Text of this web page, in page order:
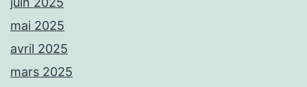
mai 2025
avril 2025
mars 2025